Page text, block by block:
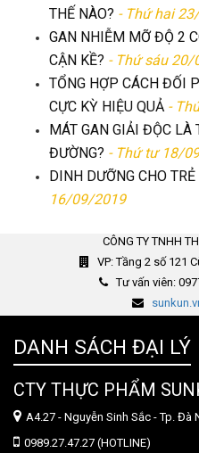
THẾ NÀO? - Thứ hai
GAN NHIỄM MỠ ĐỘ 2
CẬN KỀ? - Thứ sáu 20/
TỔNG HỢP CÁCH ĐỐI
CỰC KỲ HIỆU QUẢ -
MÁT GAN GIẢI ĐỘC LÀ
ĐƯỜNG? - Thứ tư 18/
DINH DƯỠNG CHO
16/09/2019
CÔNG TY TNHH
VP: Tầng 2 số 121
Tư vấn viên:
DANH SÁCH ĐẠI LÝ
CTY THỰC PHẨM
A4.27 - Nguyễn Sinh Sắc - Tp. Đà
0989.27.47.27 (HOTLINE)